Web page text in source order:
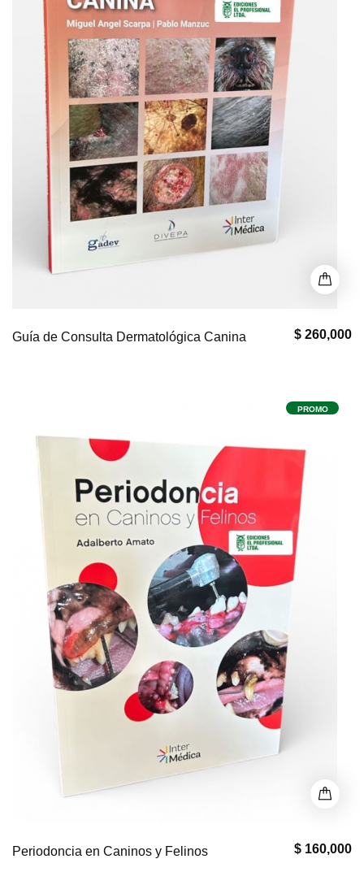
$ 260,000
Guía de Consulta Dermatológica Canina
PROMO
$ 160,000
Periodoncia en Caninos y Felinos